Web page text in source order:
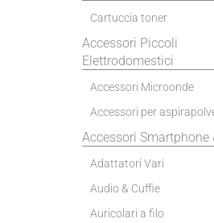
Cartuccia toner
Accessori Piccoli
Elettrodomestici
Accessori Microonde
Accessori per
Accessori Smartphone
Adattatori Vari
Audio & Cuffie
Auricolari a filo